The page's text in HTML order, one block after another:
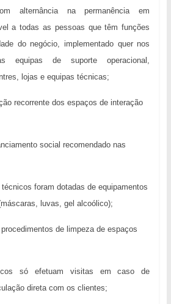
alternância na permanência em
a todas as pessoas que têm funções
do negócio, implementado quer nos
equipas de suporte operacional,
lojas e equipas técnicas;
recorrente dos espaços de interação
social recomendado nas
foram dotadas de equipamentos
luvas, gel alcoólico);
de limpeza de espaços
só efetuam visitas em caso de
direta com os clientes;